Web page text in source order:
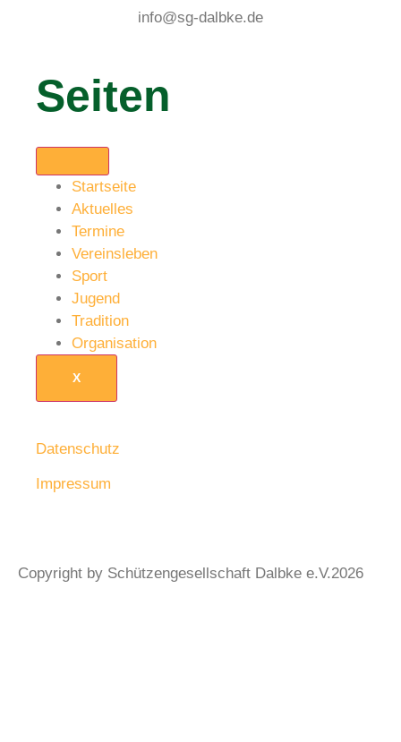
info@sg-dalbke.de
Seiten
Startseite
Aktuelles
Termine
Vereinsleben
Sport
Jugend
Tradition
Organisation
X
Datenschutz
Impressum
Copyright by Schützengesellschaft Dalbke e.V.2026